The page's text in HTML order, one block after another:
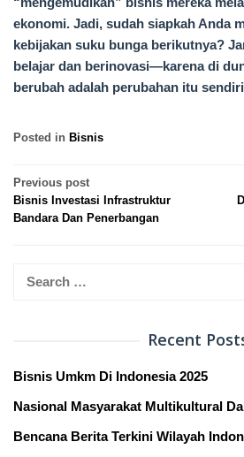
ekonomi. Jadi, sudah siapkah Anda
kebijakan suku bunga berikutnya?
belajar dan berinovasi—karena di
berubah adalah perubahan itu
Posted in Bisnis
Post
navigation
Previous post
Bisnis Investasi Infrastruktur
Bandara Dan Penerbangan
Search
Recent
Bisnis Umkm Di Indonesia 2025
Nasional Masyarakat Multikultural
Bencana Berita Terkini Wilayah